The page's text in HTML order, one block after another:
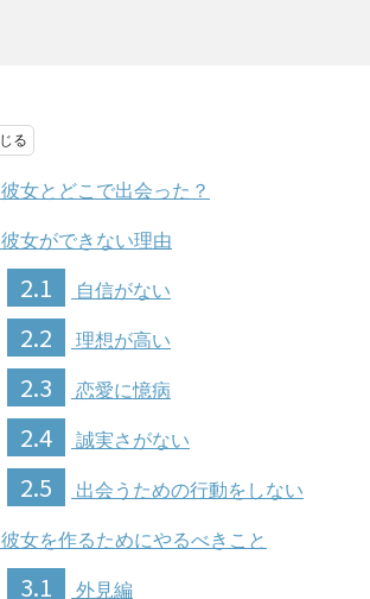
彼女とどこで出会った？
彼女ができない理由
2.1 自信がない
2.2 理想が高い
2.3 恋愛に憶病
2.4 誠実さがない
2.5 出会うための行動をしない
彼女を作るためにやるべきこと
3.1 外見編